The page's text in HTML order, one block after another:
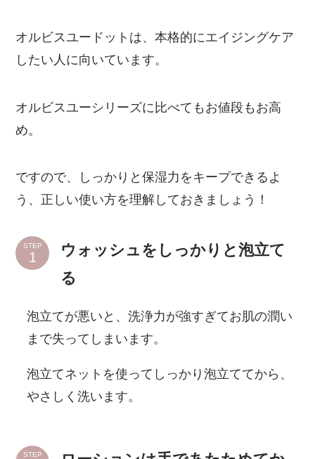
オルビスユードットは、本格的にエイジングケア
したい人に向いています。
オルビスユーシリーズに比べてもお値段もお高
め。
ですので、しっかりと保湿力をキープできるよ
う、正しい使い方を理解しておきましょう！
STEP
ウォッシュをしっかりと泡立て
る
泡立てが悪いと、洗浄力が強すぎてお肌の潤い
まで失ってしまいます。
泡立てネットを使ってしっかり泡立ててから、
やさしく洗います。
STEP